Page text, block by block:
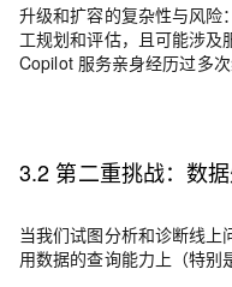
升级和扩容的复杂性与风险
工规划和评估，且可能涉及
Copilot 服务亲身经历过多
3.2 第二重挑战：数
当我们试图分析和诊断线
用数据的查询能力上（特别